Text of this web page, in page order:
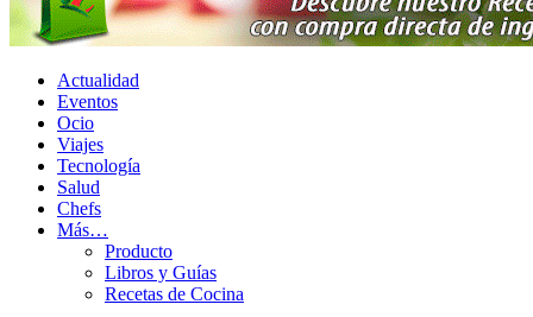
Actualidad
Eventos
Ocio
Viajes
Tecnología
Salud
Chefs
Más…
Producto
Libros y Guías
Recetas de Cocina